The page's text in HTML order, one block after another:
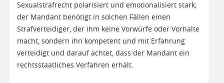
Sexualstrafrecht polarisiert und emotionalisiert stark;
der Mandant benötigt in solchen Fällen einen
Strafverteidiger, der ihm keine Vorwürfe oder Vorhalte
macht, sondern ihn kompetent und mit Erfahrung
verteidigt und darauf achtet, dass der Mandant ein
rechtsstaatliches Verfahren erhält.